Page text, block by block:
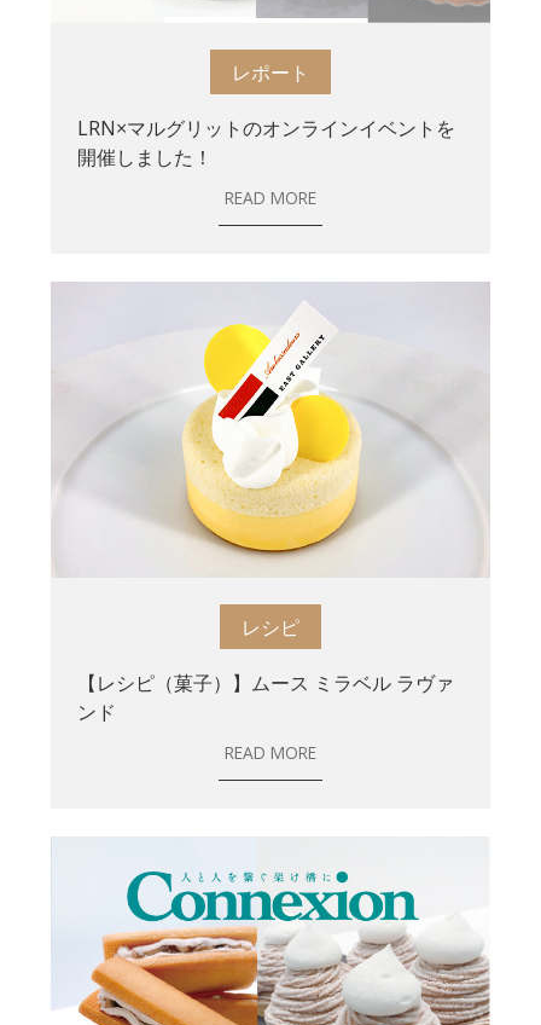
レポート
LRN×マルグリットのオンラインイベントを
開催しました！
READ MORE
レシピ
【レシピ（菓子）】ムース ミラベル ラヴァ
ンド
READ MORE